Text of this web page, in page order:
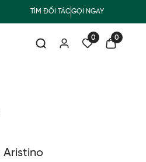
FREESHIP GIAO THƯỜNG CHO ĐƠN HÀNG
TÌM ĐỐI TÁCGỌI NGAY
0 0
Aristino